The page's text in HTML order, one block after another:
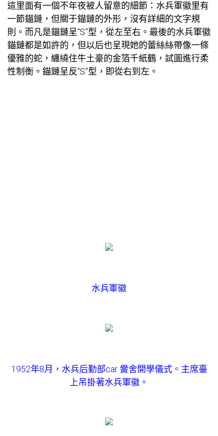
這里面有一個不年夜被人留意的細節：水兵軍徽里有
一節錨鏈，但關于錨鏈的外形，沒有詳細的文字規
則。而凡是錨鏈呈“S”型，從左至右。最後的水兵軍徽
錨鏈都是如許的，但以后也呈現她的蕾絲絲帶像一條
優雅的蛇，纏繞住牛土豪的金箔千紙鶴，試圖進行柔
性制衡。錨鏈呈反“S”型，即從右到左。
水兵軍徽
1952年8月，水兵后勤部car 黌舍開學儀式。主席臺
上吊掛著水兵軍徽。